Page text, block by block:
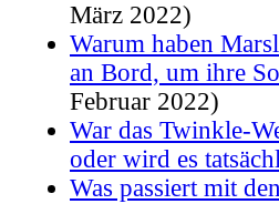
März 2022)
Warum haben
an Bord, um ihre
Februar 2022)
War das Twinkle-
oder wird es
Was passiert mit